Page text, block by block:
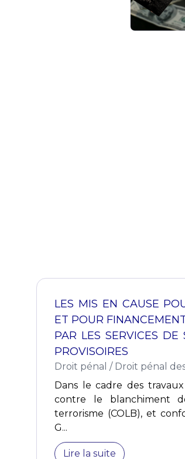
LES MIS EN CAUSE
ET POUR
PAR LES SERVICES DE
PROVISOIRES
Droit pénal / Droit pénal
Dans le cadre des
contre le blanchiment
terrorisme (COLB), et
G...
Lire la suite